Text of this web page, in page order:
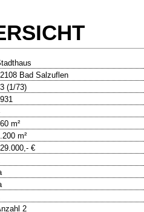
Bad Salzuflen
(1/73)
m²
m²
€
2